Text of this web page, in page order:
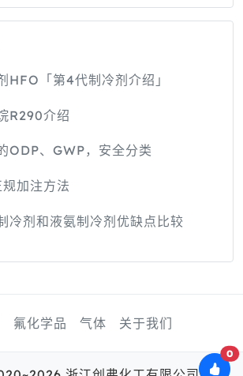
0
HFO「第4代制冷剂介绍」
R290介绍
ODP、GWP，安全分类
加注方法
冷剂和液氨制冷剂优缺点比较
氟化学品 气体 关于我们